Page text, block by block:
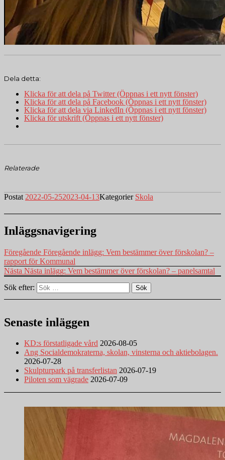
Dela detta:
Klicka för att dela på Twitter (Öppnas i ett nytt fönster)
Klicka för att dela på Facebook (Öppnas i ett nytt fönster)
Klicka för att dela via LinkedIn (Öppnas i ett nytt fönster)
Klicka för utskrift (Öppnas i ett nytt fönster)
Relaterade
Postat 2022-05-252023-04-13Kategorier Skola
Inläggsnavigering
Föregående Föregående inlägg: Vem bestämmer över förskolan? –
rapport för Kommunal
Nästa Nästa inlägg: Vem bestämmer över förskolan? – panelsamtal
Sök efter:
Sök
Senaste inläggen
KD:s förstatligade vård 2026-08-05
Ang Socialdemokraterna, skolan, vinsterna och aktiebolagen.
2026-07-28
Skulpturpark på transferlistan 2026-07-19
Piloten som vägrade 2026-07-09